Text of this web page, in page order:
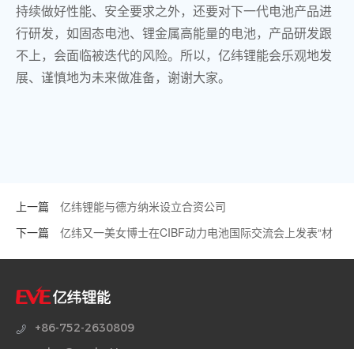
持续做好性能、安全要求之外，还要对下一代电池产品进
行研发，如固态电池、锂金属高能量的电池，产品研发跟
不上，会面临被迭代的风险。所以，亿纬锂能会乐观地发
展、谨慎地为未来做准备，谢谢大家。
上一篇
亿纬锂能与德方纳米设立合资公司
下一篇
亿纬又一美女博士在CIBF动力电池国际交流会上发表“材
+86-752-2630809